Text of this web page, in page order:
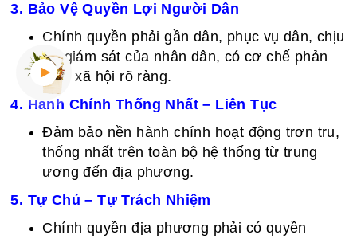
3. Bảo Vệ Quyền Lợi Người Dân
Chính quyền phải gần dân, phục vụ dân, chịu
sự giám sát của nhân dân, có cơ chế phản
biện xã hội rõ ràng.
4. Hành Chính Thống Nhất – Liên Tục
Đảm bảo nền hành chính hoạt động trơn tru,
thống nhất trên toàn bộ hệ thống từ trung
ương đến địa phương.
5. Tự Chủ – Tự Trách Nhiệm
Chính quyền địa phương phải có quyền